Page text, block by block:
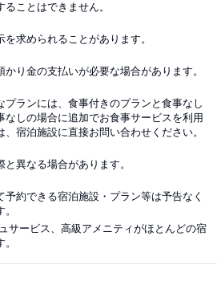
ことはできません。
求められることがあります。
り金の支払いが必要な場合があります。
プランには、食事付きのプランと食事なし
なしの場合に追加でお食事サービスを利用
宿泊施設に直接お問い合わせください。
異なる場合があります。
約できる宿泊施設・プラン等は予告なく
サービス、高級アメニティがほとんどの宿